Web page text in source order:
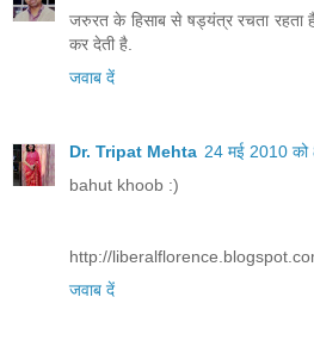
जरुरत के हिसाब से षड्यंत्र रचता
कर देती है.
जवाब दें
Dr. Tripat Mehta 24 मई 2010
bahut khoob :)
http://
जवाब दें